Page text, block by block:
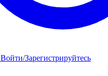
Войти/Зарегистрируйтесь